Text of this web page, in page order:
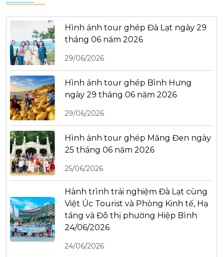
Hình ảnh tour ghép Đà Lạt ngày 29
tháng 06 năm 2026
29/06/2026
Hình ảnh tour ghép Bình Hưng
ngày 29 tháng 06 năm 2026
29/06/2026
Hình ảnh tour ghép Măng Đen ngày
25 tháng 06 năm 2026
25/06/2026
Hành trình trải nghiệm Đà Lạt cùng
Việt Úc Tourist và Phòng Kinh tế, Hạ
tầng và Đô thị phường Hiệp Bình
24/06/2026
24/06/2026